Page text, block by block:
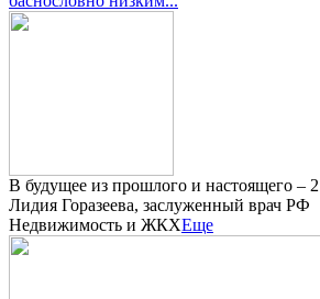
В будущее из прошлого и настоящего – 2
Лидия Горазеева, заслуженный врач РФ
Недвижимость и ЖКХЕще